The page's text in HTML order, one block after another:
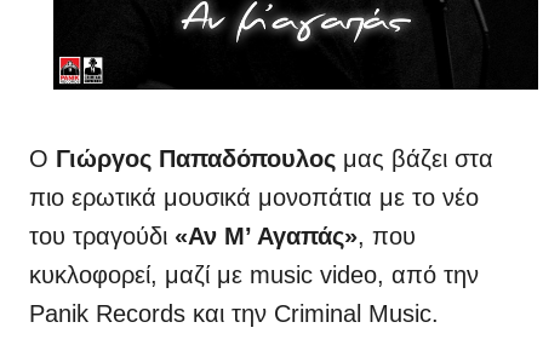
Ο Γιώργος Παπαδόπουλος μας βάζει στα
πιο ερωτικά μουσικά μονοπάτια με το νέο
του τραγούδι «Αν Μ’ Αγαπάς», που
κυκλοφορεί, μαζί με music video, από την
Panik Records και την Criminal Music.